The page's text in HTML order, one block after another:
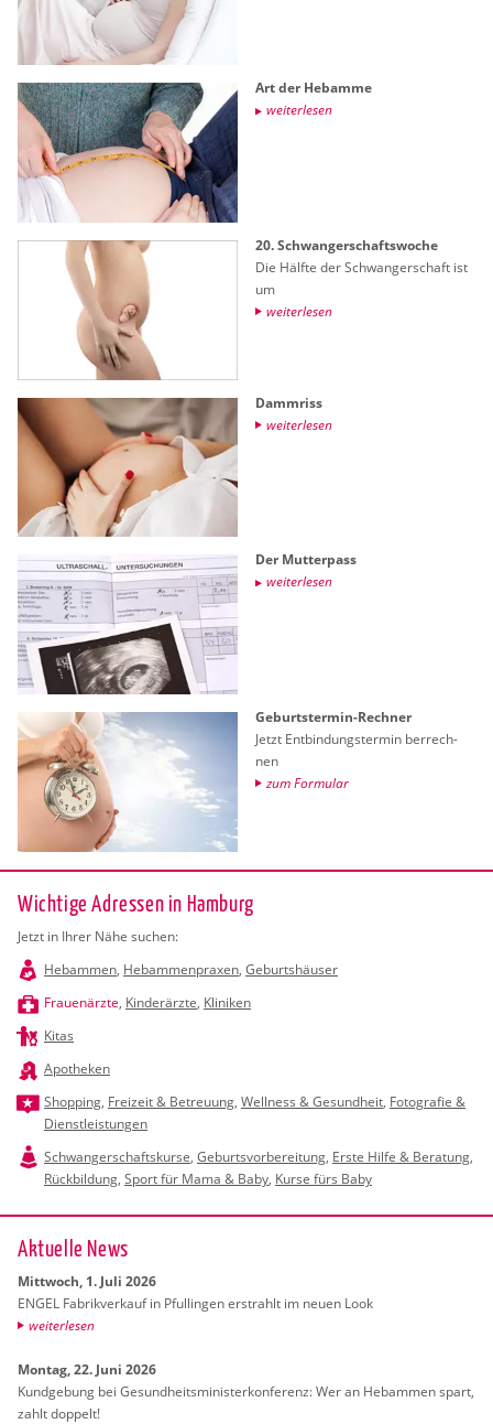
Art der Heb­am­me
wei­ter­le­sen
20. Schwan­ger­schafts­wo­che
Die Hälf­te der Schwan­ger­schaft ist
um
wei­ter­le­sen
Damm­riss
wei­ter­le­sen
Der Mut­ter­pass
wei­ter­le­sen
Ge­burts­ter­min-Rech­ner
Jetzt Ent­bin­dungs­ter­min ber­rech­
nen
zum For­mu­lar
Wichtige Adressen in Hamburg
Jetzt in Ihrer Nähe suchen:
Hebammen, Hebammenpraxen, Geburtshäuser
Frauenärzte, Kinderärzte, Kliniken
Kitas
Apotheken
Shopping, Freizeit & Betreuung, Wellness & Gesundheit, Fotografie &
Dienstleistungen
Schwangerschaftskurse, Geburtsvorbereitung, Erste Hilfe & Beratung,
Rückbildung, Sport für Mama & Baby, Kurse fürs Baby
Ak­tu­el­le News
Mitt­woch, 1. Juli 2026
ENGEL Fa­brik­ver­kauf in Pful­lin­gen er­strahlt im neuen Look
wei­ter­le­sen
Mon­tag, 22. Juni 2026
Kund­ge­bung bei Ge­sund­heits­mi­nis­ter­kon­fe­renz: Wer an Heb­am­men spart,
zahlt dop­pelt!